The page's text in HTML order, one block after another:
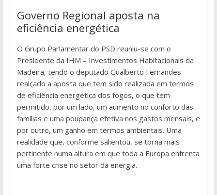
Governo Regional aposta na
eficiência energética
O Grupo Parlamentar do PSD reuniu-se com o
Presidente da IHM – Investimentos Habitacionais da
Madeira, tendo o deputado Gualberto Fernandes
realçado a aposta que tem sido realizada em termos
de eficiência energética dos fogos, o que tem
permitido, por um lado, um aumento no conforto das
famílias e uma poupança efetiva nos gastos mensais, e
por outro, um ganho em termos ambientais. Uma
realidade que, conforme salientou, se torna mais
pertinente numa altura em que toda a Europa enfrenta
uma forte crise no setor da energia.